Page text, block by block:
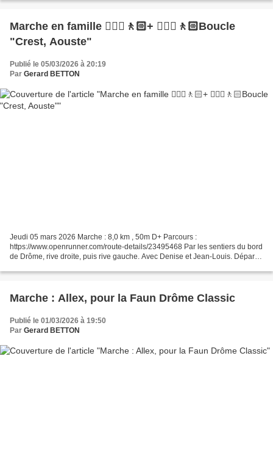
Marche en famille 🚶🏼‍♂️🚶🏻+ 🚶🏼‍♂️🚶🏻Boucle
"Crest, Aouste"
Publié le 05/03/2026 à 20:19
Par Gerard BETTON
Jeudi 05 mars 2026 Marche : 8,0 km , 50m D+ Parcours :
https://www.openrunner.com/route-details/23495468 Par les sentiers du bord
de Drôme, rive droite, puis rive gauche. Avec Denise et Jean-Louis. Départ
Marche : Allex, pour la Faun Drôme Classic
Publié le 01/03/2026 à 19:50
Par Gerard BETTON